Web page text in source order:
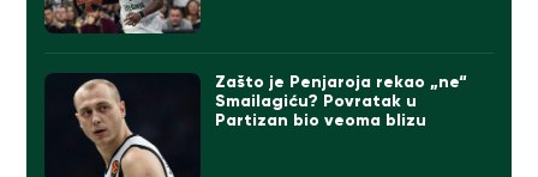
Zašto je Penjaroja rekao „ne“
Smailagiću? Povratak u
Partizan bio veoma blizu